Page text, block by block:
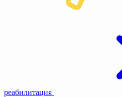
реабилитация